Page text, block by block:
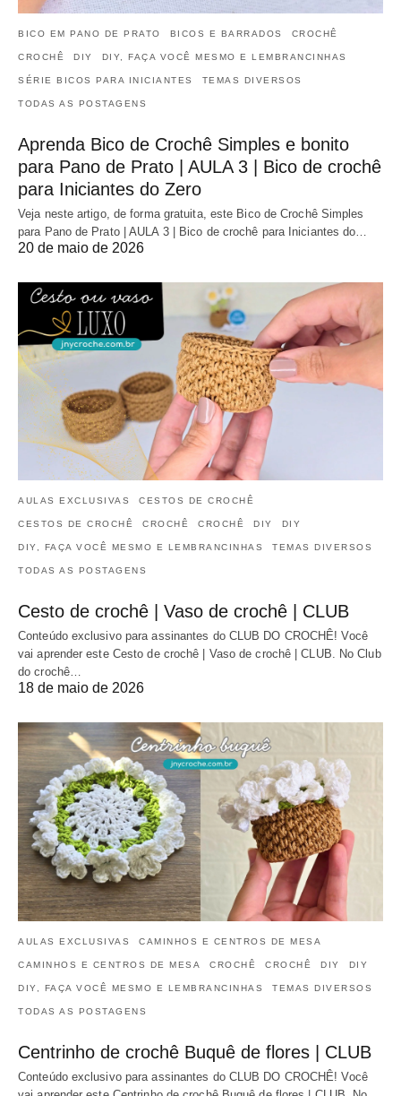
BICO EM PANO DE PRATO BICOS E BARRADOS CROCHÊ
CROCHÊ DIY DIY, FAÇA VOCÊ MESMO E LEMBRANCINHAS
SÉRIE BICOS PARA INICIANTES TEMAS DIVERSOS
TODAS AS POSTAGENS
Aprenda Bico de Crochê Simples e bonito
para Pano de Prato | AULA 3 | Bico de crochê
para Iniciantes do Zero
Veja neste artigo, de forma gratuita, este Bico de Crochê Simples
para Pano de Prato | AULA 3 | Bico de crochê para Iniciantes do…
20 de maio de 2026
AULAS EXCLUSIVAS CESTOS DE CROCHÊ
CESTOS DE CROCHÊ CROCHÊ CROCHÊ DIY DIY
DIY, FAÇA VOCÊ MESMO E LEMBRANCINHAS TEMAS DIVERSOS
TODAS AS POSTAGENS
Cesto de crochê | Vaso de crochê | CLUB
Conteúdo exclusivo para assinantes do CLUB DO CROCHÊ! Você
vai aprender este Cesto de crochê | Vaso de crochê | CLUB. No Club
do crochê…
18 de maio de 2026
AULAS EXCLUSIVAS CAMINHOS E CENTROS DE MESA
CAMINHOS E CENTROS DE MESA CROCHÊ CROCHÊ DIY DIY
DIY, FAÇA VOCÊ MESMO E LEMBRANCINHAS TEMAS DIVERSOS
TODAS AS POSTAGENS
Centrinho de crochê Buquê de flores | CLUB
Conteúdo exclusivo para assinantes do CLUB DO CROCHÊ! Você